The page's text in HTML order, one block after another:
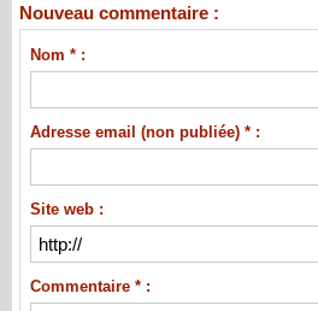
Nouveau commentaire :
Nom * :
Adresse email (non publiée) * :
Site web :
Commentaire * :